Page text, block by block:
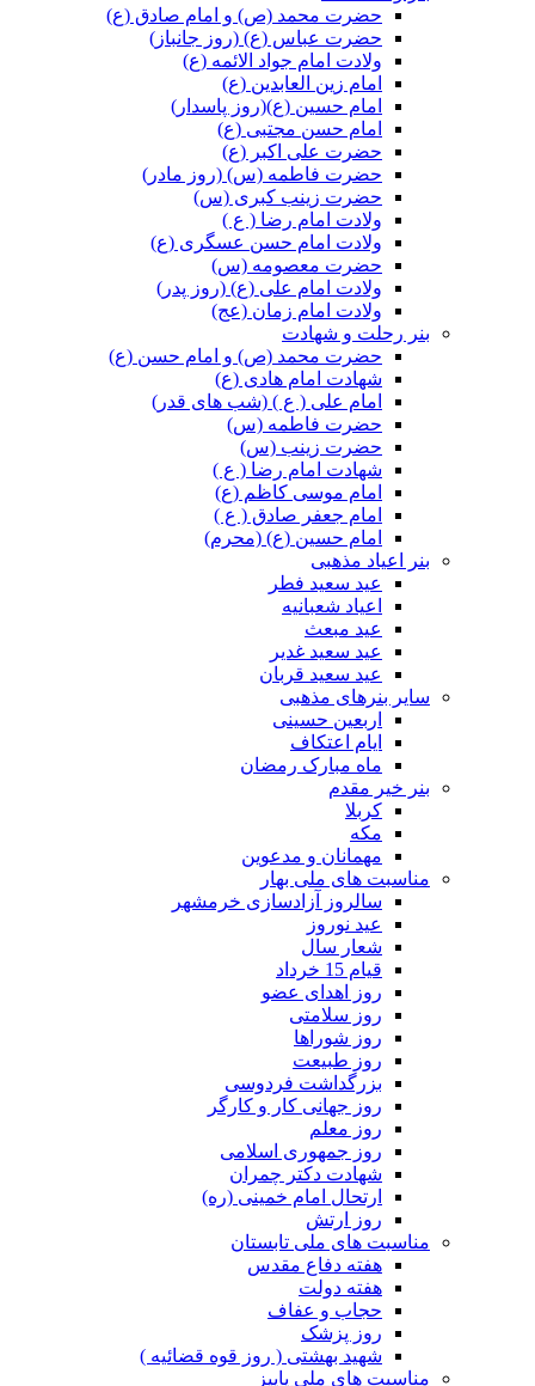
حضرت محمد (ص) و امام صادق (ع)
حضرت عباس (ع) (روز جانباز)
ولادت امام جواد الائمه (ع)
امام زین العابدین (ع)
امام حسین (ع)(روز پاسدار)
امام حسن مجتبی (ع)
حضرت علی اکبر (ع)
حضرت فاطمه (س) (روز مادر)
حضرت زینب کبری (س)
ولادت امام رضا ( ع )
ولادت امام حسن عسگری (ع)
حضرت معصومه (س)
ولادت امام علی (ع) (روز پدر)
ولادت امام زمان (عج)
بنر رحلت و شهادت
حضرت محمد (ص) و امام حسن (ع)
شهادت امام هادی (ع)
امام علی ( ع ) (شب های قدر)
حضرت فاطمه (س)
حضرت زینب (س)
شهادت امام رضا ( ع )
امام موسی کاظم (ع)
امام جعفر صادق ( ع )
امام حسین (ع) (محرم)
بنر اعیاد مذهبی
عید سعید فطر
اعیاد شعبانیه
عید مبعث
عید سعید غدیر
عید سعید قربان
سایر بنرهای مذهبی
اربعین حسینی
ایام اعتکاف
ماه مبارک رمضان
بنر خیر مقدم
کربلا
مکه
مهمانان و مدعوین
مناسبت های ملی بهار
سالروز آزادسازی خرمشهر
عید نوروز
شعار سال
قیام 15 خرداد
روز اهدای عضو
روز سلامتی
روز شوراها
روز طبیعت
بزرگداشت فردوسی
روز جهانی کار و کارگر
روز معلم
روز جمهوری اسلامی
شهادت دکتر چمران
ارتحال امام خمینی (ره)
روز ارتش
مناسبت های ملی تابستان
هفته دفاع مقدس
هفته دولت
حجاب و عفاف
روز پزشک
شهید بهشتی ( روز قوه قضائیه )
مناسبت های ملی پاییز